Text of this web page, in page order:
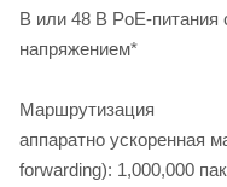
В или 48 В PoE-
напряжением*
Маршрутизация
аппаратно ускоренная
forwarding): 1,000,000